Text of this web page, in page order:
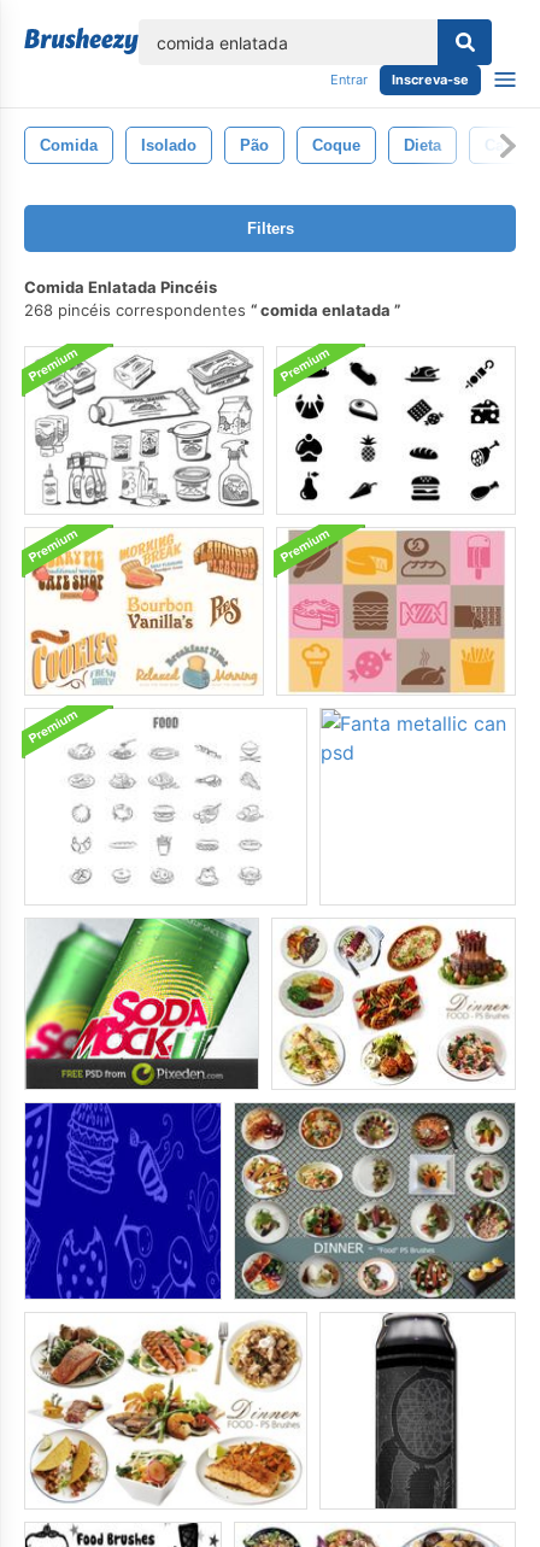
Entrar Inscreva-se
Comida Isolado Pão Coque Dieta
Filters
Comida Enlatada Pincéis
268 pincéis correspondentes
comida enlatada